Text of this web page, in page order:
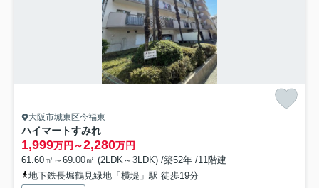
大阪市城東区今福東
ハイマートすみれ
1,999万円～2,280万円
61.60㎡～69.00㎡ (2LDK～3LDK) /築52年 /11階建
地下鉄長堀鶴見緑地「横堤」駅 徒歩19分